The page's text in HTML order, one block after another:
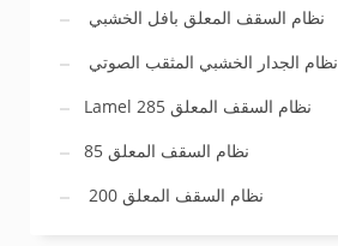
نظام السقف المعلق بافل الخشبي
نظام الجدار الخشبي المثقب الصوتي
Lamel 285 نظام السقف المعلق
نظام السقف المعلق 85
نظام السقف المعلق 200